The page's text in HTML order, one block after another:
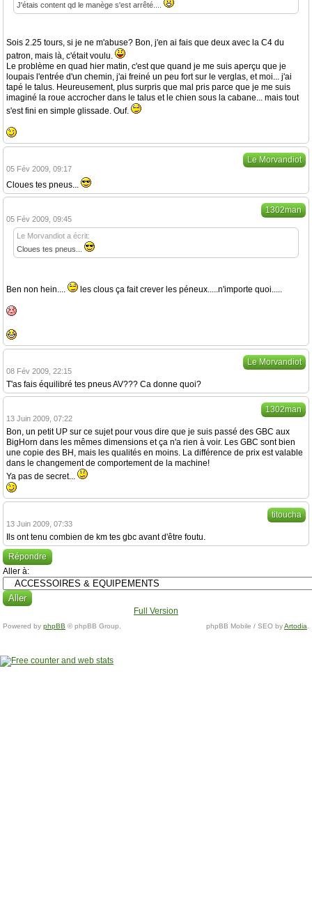
J'étais content qd le manège s'est arrêté....
Sois 2.25 tours, si je ne m'abuse? Bon, j'en ai fais que deux avec la C4 du
patron, mais là, c'était voulu.
Le problème en quad hier matin, c'est que quand je me suis aperçu que je
loupais l'entrée d'un chemin, j'ai freiné un peu fort sur le verglas, et moi... j'ai
tapé le talus. Heureusement, plus surpris que mal pris parce que je me suis
imaginé la roue accrocher dans le talus et le chien sous la cabane... mais tout
s'est fini en simple glissade. Ouf.
Le Morvandiot
05 Fév 2009, 09:17
Cloues tes pneus...
1302man
05 Fév 2009, 09:45
Le Morvandiot a écrit:
Cloues tes pneus...
Ben non hein.... les clous ça fait crever les péneux.....n'importe quoi.....
Le Morvandiot
08 Fév 2009, 22:15
T'as fais équilibré tes pneus AV??? Ca donne quoi?
1302man
13 Juin 2009, 07:22
Bon, un petit UP sur ce sujet pour vous dire que je suis passé des GBC aux
BigHorn dans les mêmes dimensions et ça n'a rien à voir. Les GBC sont bien
une copie des BH, mais les qualités en moins. La différence de prix est valable
dans le changement de comportement de la machine!
Ya pas de secret...
titoucha
13 Juin 2009, 07:33
Ils ont tenu combien de km tes gbc avant d'être foutu.
Répondre
Aller à:
Full Version
Powered by phpBB © phpBB Group. phpBB Mobile / SEO byArtodia